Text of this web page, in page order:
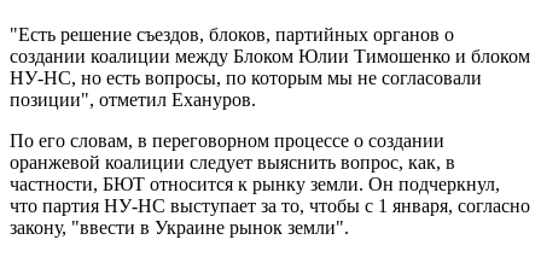
"Есть решение съездов, блоков, партийных органов о
создании коалиции между Блоком Юлии Тимошенко и блоком
НУ-НС, но есть вопросы, по которым мы не согласовали
позиции", отметил Ехануров.
По его словам, в переговорном процессе о создании
оранжевой коалиции следует выяснить вопрос, как, в
частности, БЮТ относится к рынку земли. Он подчеркнул,
что партия НУ-НС выступает за то, чтобы с 1 января, согласно
закону, "ввести в Украине рынок земли".